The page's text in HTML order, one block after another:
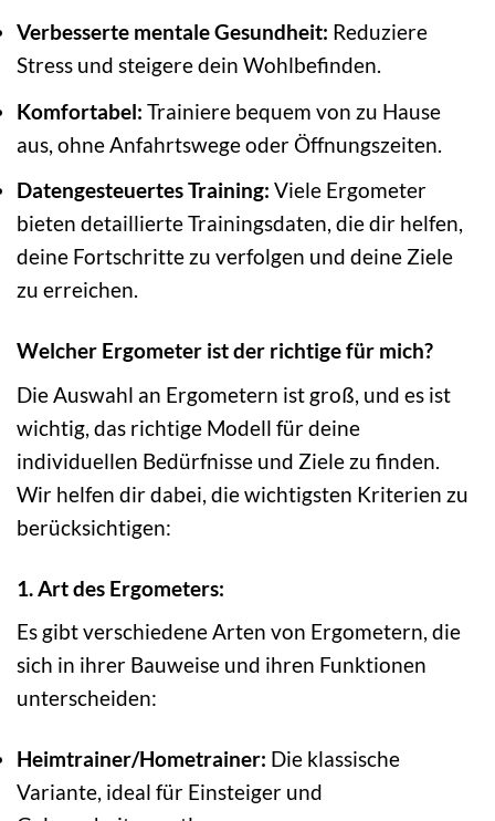
Verbesserte mentale Gesundheit: Reduziere
Stress und steigere dein Wohlbefinden.
Komfortabel: Trainiere bequem von zu Hause
aus, ohne Anfahrtswege oder Öffnungszeiten.
Datengesteuertes Training: Viele Ergometer
bieten detaillierte Trainingsdaten, die dir helfen,
deine Fortschritte zu verfolgen und deine Ziele
zu erreichen.
Welcher Ergometer ist der richtige für mich?
Die Auswahl an Ergometern ist groß, und es ist
wichtig, das richtige Modell für deine
individuellen Bedürfnisse und Ziele zu finden.
Wir helfen dir dabei, die wichtigsten Kriterien zu
berücksichtigen:
1. Art des Ergometers:
Es gibt verschiedene Arten von Ergometern, die
sich in ihrer Bauweise und ihren Funktionen
unterscheiden:
Heimtrainer/Hometrainer: Die klassische
Variante, ideal für Einsteiger und